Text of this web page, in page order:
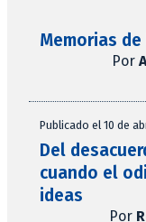
Memorias
Por
Publicado el 10 de
Del
cuando el
ideas
Por